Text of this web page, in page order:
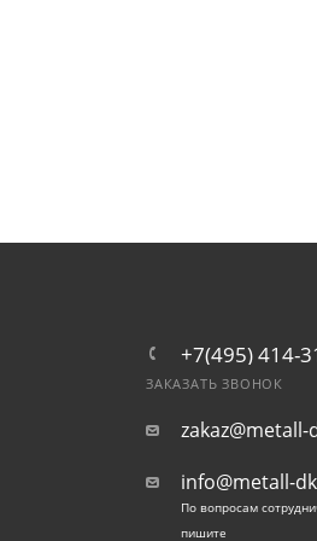
+7(495) 414-
ЗАКАЗАТЬ ЗВОНОК
zakaz@metall-
info@metall-
По вопросам
пишите